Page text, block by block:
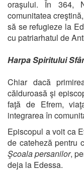
oraşului. În 364,
comunitatea
să se refugieze la
cu patriarhatul de
Harpa Spiritului
Chiar dacă
călduroasă şi
faţă de Efrem,
integrarea în
Episcopul a voit ca
de cateheză pentru
Şcoala persanilor,
deja la Edessa.